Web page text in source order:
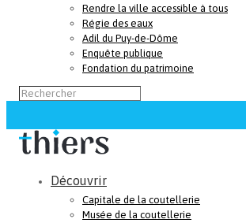
Rendre la ville accessible à tous
Régie des eaux
Adil du Puy-de-Dôme
Enquête publique
Fondation du patrimoine
Découvrir
Capitale de la coutellerie
Musée de la coutellerie